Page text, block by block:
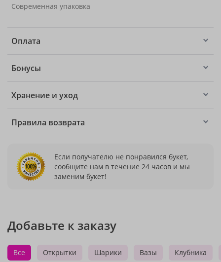
Современная упаковка
Оплата
Бонусы
Хранение и уход
Правила возврата
Если получателю не понравился букет,
сообщите нам в течение 24 часов и мы
заменим букет!
Добавьте к заказу
Все Открытки Шарики Вазы Клубника